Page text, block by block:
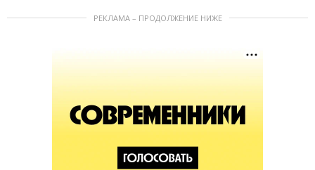
РЕКЛАМА – ПРОДОЛЖЕНИЕ НИЖЕ